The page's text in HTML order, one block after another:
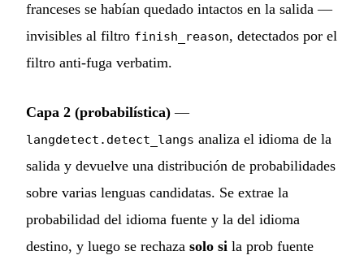
franceses se habían quedado intactos en la salida —
invisibles al filtro finish_reason, detectados por el
filtro anti-fuga verbatim.
Capa 2 (probabilística) —
langdetect.detect_langs analiza el idioma de la
salida y devuelve una distribución de probabilidades
sobre varias lenguas candidatas. Se extrae la
probabilidad del idioma fuente y la del idioma
destino, y luego se rechaza solo si la prob fuente